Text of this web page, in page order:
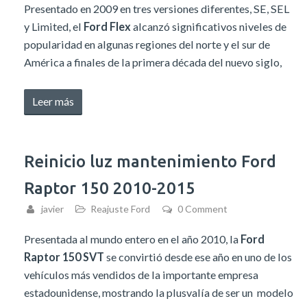
Presentado en 2009 en tres versiones diferentes, SE, SEL
y Limited, el Ford Flexalcanzó significativos niveles de
popularidad en algunas regiones del norte y el sur de
América a finales de la primera década del nuevo siglo,
Leer más
aviso
servicio
Ford
Flex
2009-
Reinicio luz mantenimiento Ford
Raptor 150 2010-2015
javier Reajuste Ford 0 Comment
Presentada al mundo entero en el año 2010, la Ford
Raptor 150 SVT se convirtió desde ese año en uno de los
vehículos más vendidos de la importante empresa
estadounidense, mostrando la plusvalía de ser un modelo